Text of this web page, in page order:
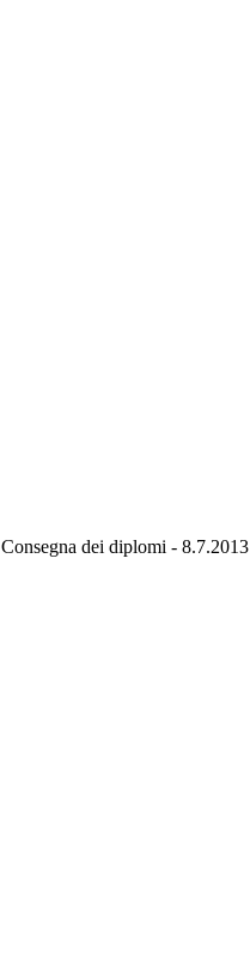
Consegna dei diplomi - 8.7.2013